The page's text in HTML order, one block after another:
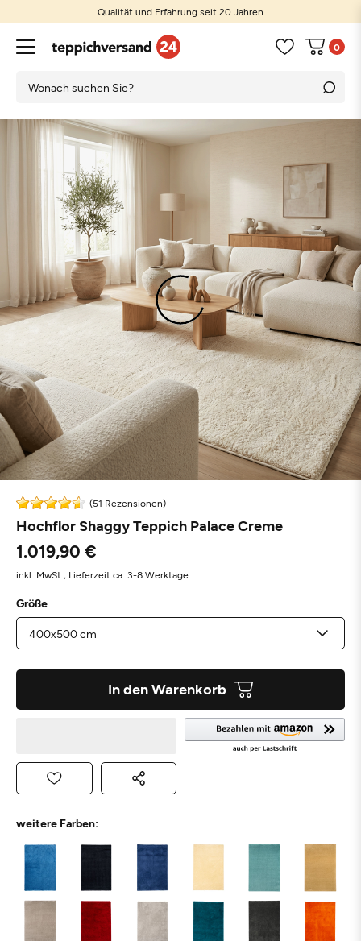
Qualität und Erfahrung seit 20 Jahren
0
(51 Rezensionen)
Hochflor Shaggy Teppich Palace Creme
1.019,90 €
inkl. MwSt., Lieferzeit ca. 3-8 Werktage
Größe
In den Warenkorb
weitere Farben: